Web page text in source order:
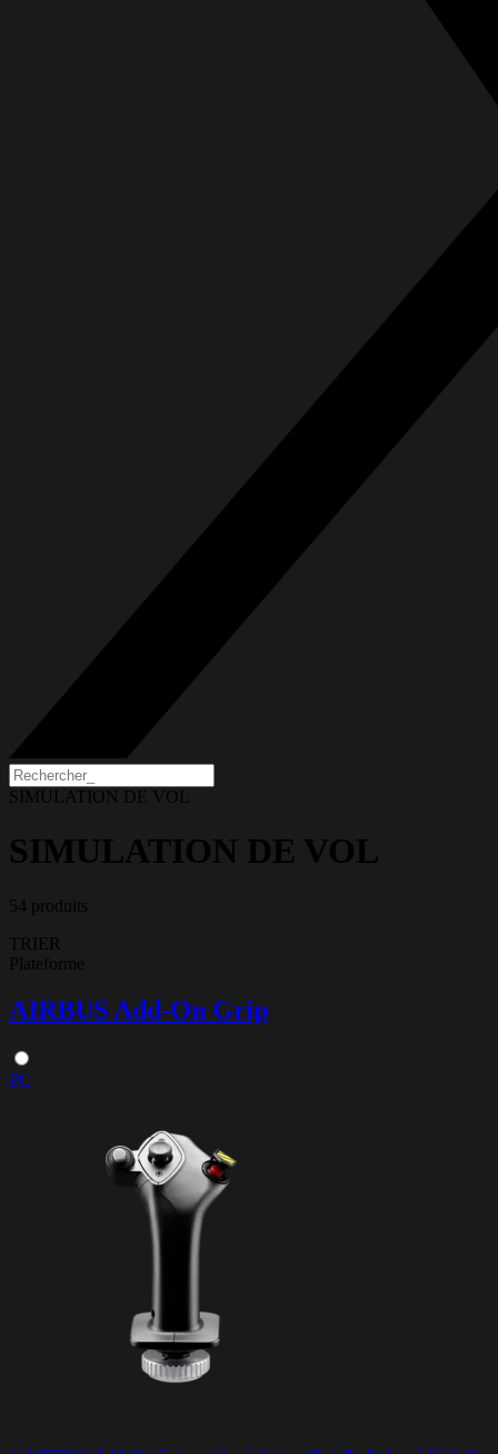
SIMULATION DE VOL
SIMULATION DE VOL
54 produits
TRIER
Plateforme
AIRBUS Add-On Grip
PC